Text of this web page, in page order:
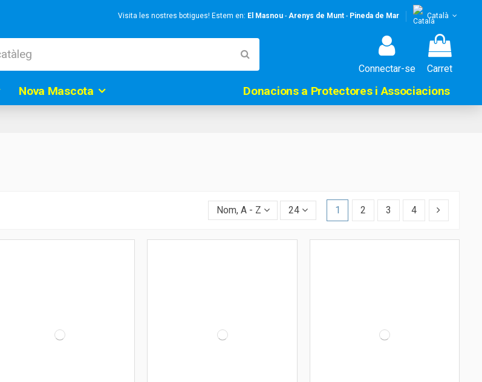
Visita les nostres botigues! Estem en: El Masnou- Arenys de Munt- Pineda de Mar Català
Connectar-se Carret
Nova Mascota Donacions a Protectores i Associacions
Nom, A - Z 24 1 2 3 4